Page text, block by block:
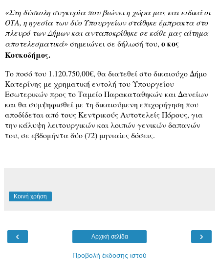
«Στη δύσκολη συγκυρία που βιώνει η χώρα μας και ειδικά οι
ΟΤΑ, η ηγεσία των δύο Υπουργείων στάθηκε έμπρακτα στο
πλευρό των Δήμων και ανταποκρίθηκε σε κάθε μας αίτημα
αποτελεσματικά»σημειώνει σε δήλωσή του, ο κος
Κουκοδήμος.
Το ποσό του 1.120.750,00€, θα διατεθεί στο δικαιούχο Δήμο
Κατερίνης με χρηματική εντολή του Υπουργείου
Εσωτερικών προς το Ταμείο Παρακαταθηκών και Δανείων
και θα συμψηφισθεί με τη δικαιούμενη επιχορήγηση που
αποδίδεται από τους Κεντρικούς Αυτοτελείς Πόρους, για
την κάλυψη λειτουργικών και λοιπών γενικών δαπανών
του, σε εβδομήντα δύο (72) μηνιαίες δόσεις.
Κοινή χρήση
‹ ›
Αρχική σελίδα
Προβολή έκδοσης ιστού